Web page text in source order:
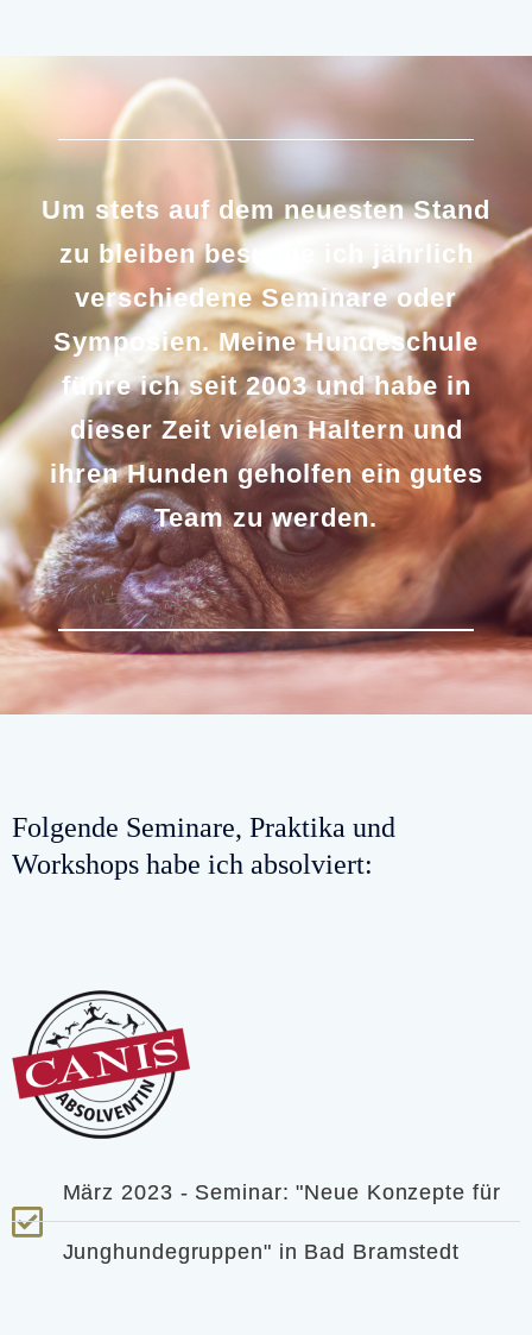
Um stets auf dem neuesten Stand
zu bleiben besuche ich jährlich
verschiedene Seminare oder
Symposien. Meine Hundeschule
führe ich seit 2003 und habe in
dieser Zeit vielen Haltern und
ihren Hunden geholfen ein gutes
Team zu werden.
Folgende Seminare, Praktika und
Workshops habe ich absolviert:
März 2023 - Seminar: "Neue Konzepte für
Junghundegruppen" in Bad Bramstedt